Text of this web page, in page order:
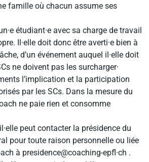
famille où chacun assume ses
étudiant·e avec sa charge de travail
Il·elle doit donc être averti·e bien à
d’un événement auquel il·elle doit
ne doivent pas les surcharger·
l’implication et la participation
par les SCs. Dans la mesure du
ne paie rien et consomme
peut contacter la présidence du
pour toute raison personnelle ou liée
à presidence@coaching-epfl·ch .